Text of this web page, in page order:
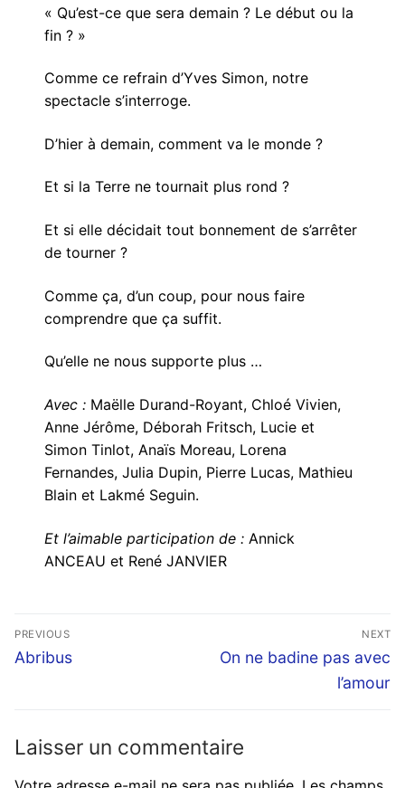
« Qu’est-ce que sera demain ? Le début ou la
fin ? »
Comme ce refrain d’Yves Simon, notre
spectacle s’interroge.
D’hier à demain, comment va le monde ?
Et si la Terre ne tournait plus rond ?
Et si elle décidait tout bonnement de s’arrêter
de tourner ?
Comme ça, d’un coup, pour nous faire
comprendre que ça suffit.
Qu’elle ne nous supporte plus …
Avec : Maëlle Durand-Royant, Chloé Vivien,
Anne Jérôme, Déborah Fritsch, Lucie et
Simon Tinlot, Anaïs Moreau, Lorena
Fernandes, Julia Dupin, Pierre Lucas, Mathieu
Blain et Lakmé Seguin.
Et l’aimable participation de : Annick
ANCEAU et René JANVIER
Navigation
de
PREVIOUS
Previous
Abribus
NEXT
Next
On ne badine pas avec
l’amour
Laisser un commentaire